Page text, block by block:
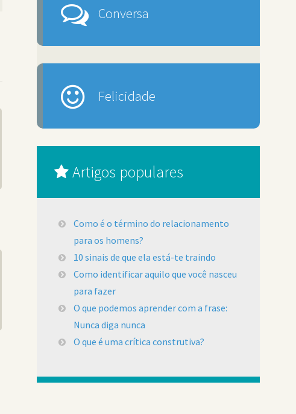
Conversa
Felicidade
Artigos populares
Como é o término do relacionamento
para os homens?
10 sinais de que ela está-te traindo
Como identificar aquilo que você nasceu
para fazer
O que podemos aprender com a frase:
Nunca diga nunca
O que é uma crítica construtiva?